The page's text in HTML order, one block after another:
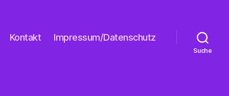
Kontakt Impressum/Datenschutz
Suche